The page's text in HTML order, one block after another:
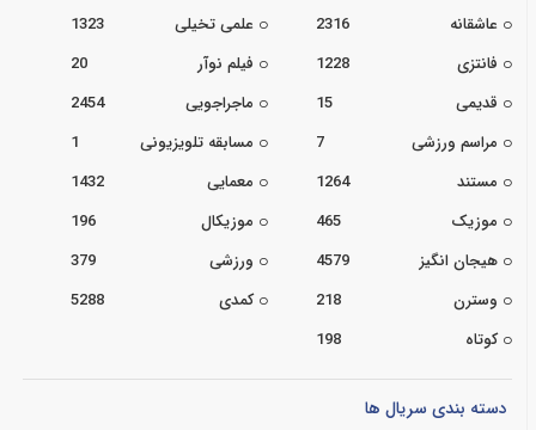
عاشقانه
2316 علمی تخیلی
1323
فانتزی
1228 فیلم نوآر
20
قدیمی
15 ماجراجویی
2454
مراسم ورزشی
7 مسابقه تلویزیونی
1
مستند
1264 معمایی
1432
موزیک
465 موزیکال
196
هیجان انگیز
4579 ورزشی
379
وسترن
218 کمدی
5288
کوتاه
198
دسته بندی سریال ها